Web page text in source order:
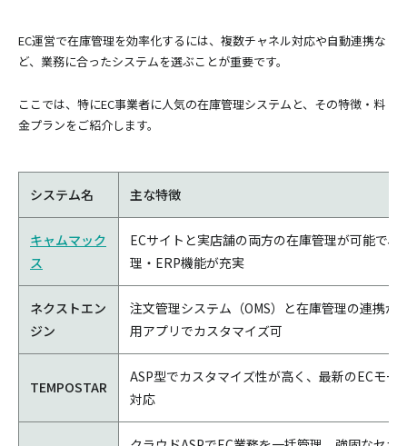
EC運営で在庫管理を効率化するには、複数チャネル対応や自動連携な
ど、業務に合ったシステムを選ぶことが重要です。
ここでは、特にEC事業者に人気の在庫管理システムと、その特徴・料
金プランをご紹介します。
システム名 主な特徴
キャムマック
ス
ECサイトと実店舗の両方の在庫管理が可能で、
理・ERP機能が充実
ネクストエン
ジン
注文管理システム（OMS）と在庫管理の連携が
用アプリでカスタマイズ可
TEMPOSTAR
ASP型でカスタマイズ性が高く、最新のECモー
対応